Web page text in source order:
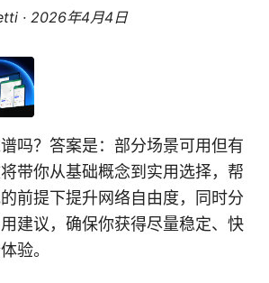
· 2026年4月4日
吗？答案是：部分场景可用但有
带你从基础概念到实用选择，帮
前提下提升网络自由度，同时分
建议，确保你获得尽量稳定、快
验。